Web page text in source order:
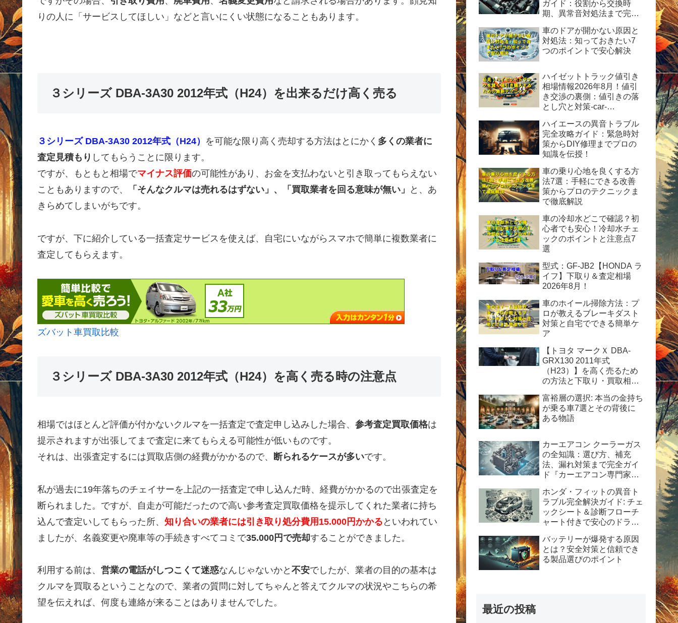
りの人に「サービスしてほしい」などと言いにくい状態になることもあります。
３シリーズ DBA-3A30 2012年式（H24）を出来るだけ高く売る
３シリーズ DBA-3A30 2012年式（H24） を可能な限り高く売却する方法はとにかく 多くの業者に
査定見積もり してもらうことに限ります。
ですが、もともと相場でマイナス評価の可能性があり、お金を支払わないと引き取ってもらえない
こともありますので、
「そんなクルマは売れるはずない」、「買取業者を回る意味が無い」
と、あ
きらめてしまいがちです。
ですが、下に紹介している一括査定サービスを使えば、自宅にいながらスマホで簡単に複数業者に
査定してもらえます。
ズバット車買取比較
３シリーズ DBA-3A30 2012年式（H24）を高く売る時の注意点
相場ではほとんど評価が付かないクルマを一括査定で査定申し込みした場合、 参考査定買取価格は
提示されますが出張してまで査定に来てもらえる可能性が低いものです。
それは、出張査定するには買取店側の経費がかかるので、 断られるケースが多いです。
私が過去に19年落ちのチェイサーを上記の一括査定で申し込んだ時、経費がかかるので出張査定を
断られました。ですが、自走が可能だったので高い参考査定買取価格を提示してくれた業者に持ち
込んで査定いしてもらった所、 知り合いの業者には引き取り処分費用15.000円かかる といわれてい
ましたが、名義変更や廃車等の手続きすべてコミで35.000円で売却することができました。
利用する前は、 営業の電話がしつこくて迷惑なんじゃないかと 不安でしたが、業者の目的の基本は
クルマを買取るということなので、業者の質問に対してちゃんと答えてクルマの状況やこちらの希
望を伝えれば、何度も連絡が来ることはありませんでした。
ガイド：役割から交換時
期、異常音対処法まで完全
車のドアが開かない原因と
対処法：知っておきたい7
つのポイントで安心解決
ハイゼットトラック値引き
相場情報2026年8月！値引
き交渉の裏側：値引きの落
とし穴と対策-car-
ハイエースの異音トラブル
完全攻略ガイド：緊急時対
策からDIY修理までプロの
知識を伝授！
車の乗り心地を良くする方
法7選：手軽にできる改善
策からプロのテクニックま
で徹底解説
車の冷却水どこで確認？初
心者でも安心！冷却水チェ
ックのポイントと注意点7
選
型式：GF-JB2【HONDA ラ
イフ】下取り＆査定相場
2026年8月！
車のホイール掃除方法：プ
ロが教えるブレーキダスト
対策と自宅でできる簡単ケ
ア
【トヨタ マークＸ DBA-
GRX130 2011年式
（H23）】を高く売るため
の方法と下取り・買取相場
富裕層の選択: 本当の金持ち
が乗る車7選とその背後に
ある物語
カーエアコン クーラーガス
の全知識：選び方、補充
法、漏れ対策まで完全ガイ
ド『カーエアコン専門家が
全ガイド：安全性、経済
性、および運用のヒント』
ホンダ・フィットの異音ト
ラブル完全解決ガイド: チェ
ックシート＆診断フローチ
ャート付きで安心のドライ
バッテリーが爆発する原因
とは？安全対策と信頼でき
る製品選びのポイント
最近の投稿